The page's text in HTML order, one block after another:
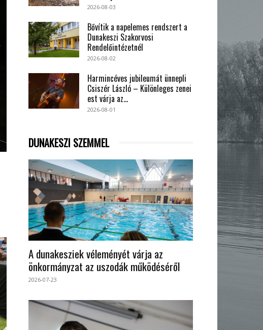
2026-08-03
Bővítik a napelemes rendszert a
Dunakeszi Szakorvosi
Rendelőintézetnél
2026-08-02
Harmincéves jubileumát ünnepli
Csiszér László – Különleges zenei
est várja az...
2026-08-01
DUNAKESZI SZEMMEL
A dunakesziek véleményét várja az
önkormányzat az uszodák működéséről
2026-07-23